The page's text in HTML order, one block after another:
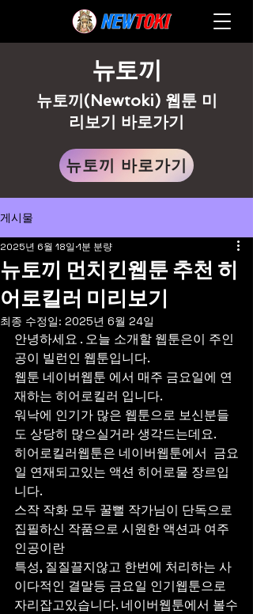
뉴토끼
뉴토끼(Newtoki) 웹툰 미
리보기 바로가기
뉴토끼 바로가기
게시물
뉴토끼 먼치킨웹툰 추천 히
어로킬러 미리보기
2025년 6월 18일 1분 분량
최종 수정일: 2025년 6월 24일
안녕하세요 . 오늘 소개할 웹툰은이 주인
공이 빌런인 웹툰입니다.
웹툰 네이버웹툰 에서 매주 금요일에 연
재하는 히어로킬러 입니다.
워낙에 인기가 많은 웹툰으로 보신분들
도 상당히 많으실거라 생각드는데요.
히어로킬러웹툰은 네이버웹툰에서  금요
일 연재되고있는 액션 히어로물 장르입
니다.
스작 작화 모두 꿀뻘 작가님이 단독으로
집필하신 작품으로 시원한 액션과 여주
인공이란
특성, 질질끌지않고 한번에 처리하는 사
이다적인 결말등 금요일 인기웹툰으로
자리잡고있습니다. 네이버웹툰에서 볼수